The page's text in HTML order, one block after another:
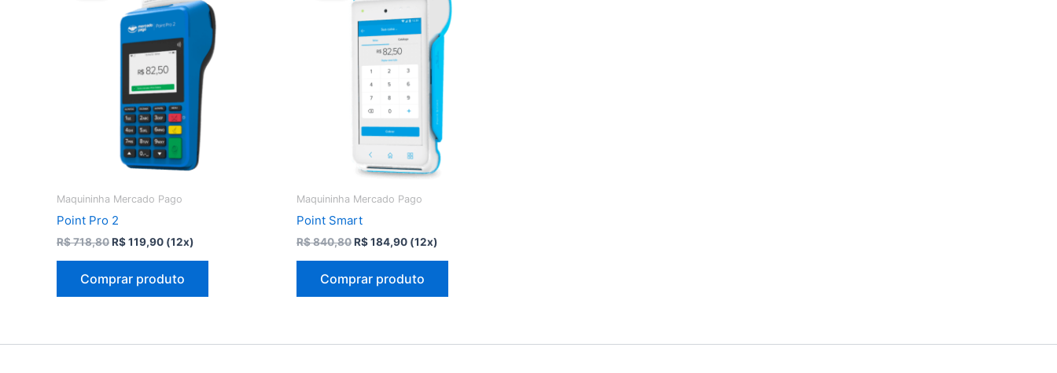
Maquininha Mercado Pago
Point Pro 2
R$718,80O
era:
R$ 718,80.
R$119,90O
é:
R$ 119,90.
(12x)
Comprar produto
Maquininha Mercado Pago
Point Smart
R$840,80O
era:
R$ 840,80.
R$184,90O
é:
R$ 184,90.
(12x)
Comprar produto